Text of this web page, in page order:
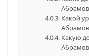
Какой
Какую